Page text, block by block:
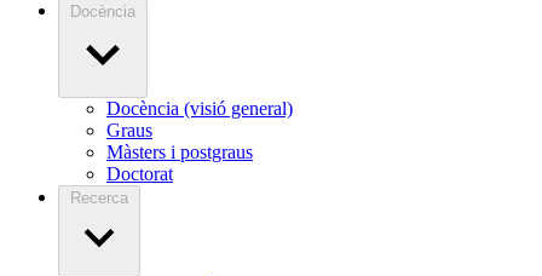
Docència
Docència (visió general)
Graus
Màsters i postgraus
Doctorat
Recerca